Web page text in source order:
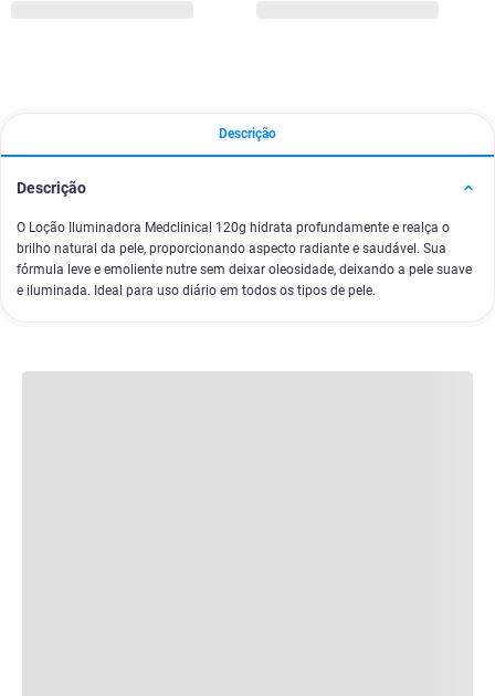
Descrição
Descrição
O Loção Iluminadora Medclinical 120g hidrata profundamente e realça o
brilho natural da pele, proporcionando aspecto radiante e saudável. Sua
fórmula leve e emoliente nutre sem deixar oleosidade, deixando a pele suave
e iluminada. Ideal para uso diário em todos os tipos de pele.